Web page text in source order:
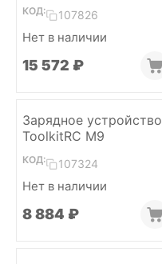
КОД: 107826
Нет в наличии
15 572 ₽
Зарядное устройство
ToolkitRC M9
КОД: 107324
Нет в наличии
8 884 ₽